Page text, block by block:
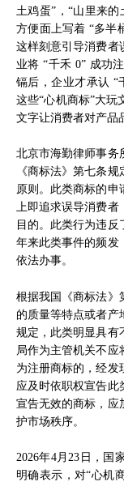
土鸡蛋”，“山里来
方便面上写着 “多半
这样刻意引导消费者
业将 “千禾 0” 成功
镉后，企业才承认 “
这些“心机商标”大玩
文字让消费者对产品
北京市海勤律师事务
《商标法》第七条
原则。此类商标的
上即追求误导消费
目的。此类行为违
年来此类事件的频发
依法办事。
根据我国《商标法》
的质量等特点或者产
规定，此类明显具有
局作为主管机关不
为注册商标的，经发
应及时依职权宣告此
宣告无效的商标，应
护市场秩序。
2026年4月23日，国
明确表示，对“心机